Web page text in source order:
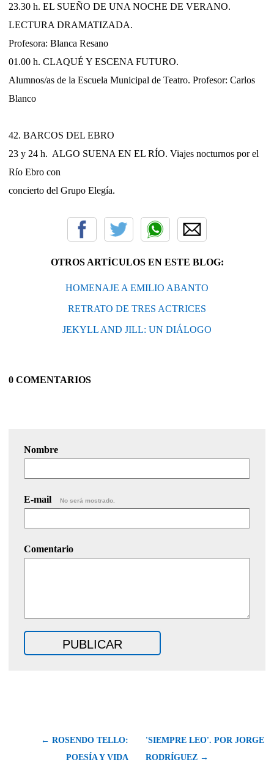
23.30 h. EL SUEÑO DE UNA NOCHE DE VERANO.
LECTURA DRAMATIZADA.
Profesora: Blanca Resano
01.00 h. CLAQUÉ Y ESCENA FUTURO.
Alumnos/as de la Escuela Municipal de Teatro. Profesor: Carlos
Blanco
42. BARCOS DEL EBRO
23 y 24 h. ALGO SUENA EN EL RÍO. Viajes nocturnos por el
Río Ebro con
concierto del Grupo Elegía.
OTROS ARTÍCULOS EN ESTE BLOG:
HOMENAJE A EMILIO ABANTO
RETRATO DE TRES ACTRICES
JEKYLL AND JILL: UN DIÁLOGO
0 COMENTARIOS
Nombre
E-mail No será mostrado.
Comentario
← ROSENDO TELLO:
POESÍA Y VIDA
'SIEMPRE LEO'. POR JORGE
RODRÍGUEZ →